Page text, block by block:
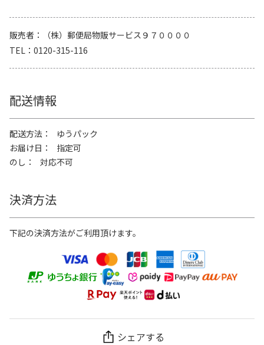
販売者
（株）郵便局物販サービス９７００００
TEL
0120-315-116
配送情報
配送方法
ゆうパック
お届け日
指定可
のし
対応不可
決済方法
下記の決済方法がご利用頂けます。
シェアする